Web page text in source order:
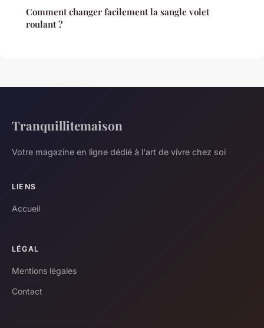
Comment changer facilement la sangle volet
roulant ?
Tranquillitemaison
Votre magazine en ligne dédié à l'art de vivre chez soi
LIENS
Accueil
LÉGAL
Mentions légales
Contact